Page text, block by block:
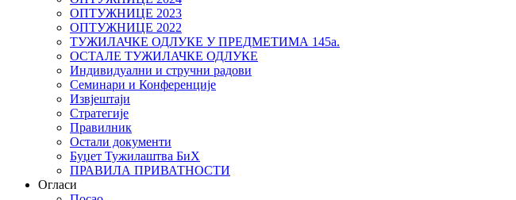
ОПТУЖНИЦЕ 2023
ОПТУЖНИЦЕ 2022
ТУЖИЛАЧКЕ ОДЛУКЕ У ПРЕДМЕТИМА 145а.
ОСТАЛЕ ТУЖИЛАЧКЕ ОДЛУКЕ
Индивидуални и стручни радови
Семинари и Конференције
Извјештаји
Стратегије
Правилник
Остали документи
Буџет Тужилаштва БиХ
ПРАВИЛА ПРИВАТНОСТИ
Огласи